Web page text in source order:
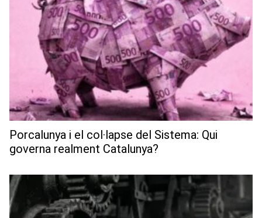
Porcalunya i el col·lapse del Sistema: Qui
governa realment Catalunya?